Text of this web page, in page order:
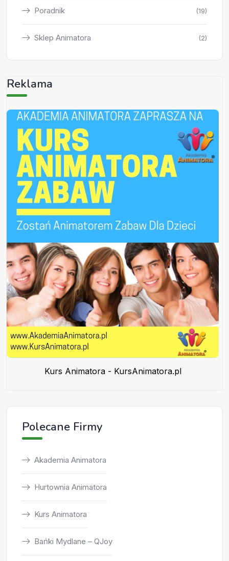
Poradnik (19)
Sklep Animatora (2)
Reklama
Kurs Animatora - KursAnimatora.pl
Polecane Firmy
Akademia Animatora
Hurtownia Animatora
Kurs Animatora
Bańki Mydlane – QJoy